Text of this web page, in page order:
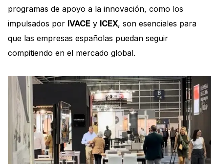
programas de apoyo a la innovación, como los
impulsados por IVACE y ICEX, son esenciales para
que las empresas españolas puedan seguir
compitiendo en el mercado global.